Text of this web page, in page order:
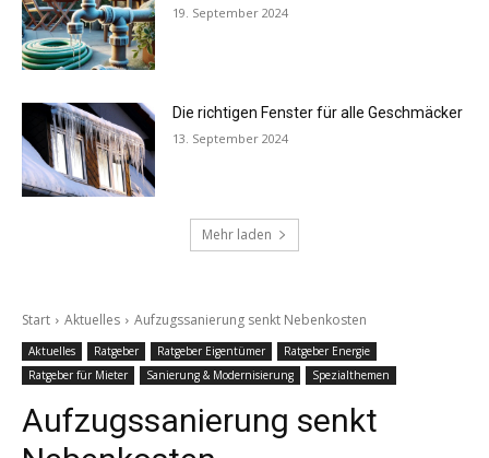
19. September 2024
Die richtigen Fenster für alle Geschmäcker
13. September 2024
Mehr laden